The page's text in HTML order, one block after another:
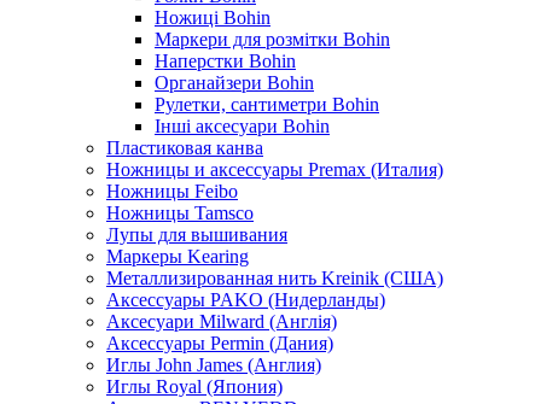
Ножиці Bohin
Маркери для розмітки Bohin
Наперстки Bohin
Органайзери Bohin
Рулетки, сантиметри Bohin
Інші аксесуари Bohin
Пластиковая канва
Ножницы и аксессуары Premax (Италия)
Ножницы Feibo
Ножницы Tamsco
Лупы для вышивания
Маркеры Kearing
Металлизированная нить Kreinik (США)
Аксессуары PAKO (Нидерланды)
Аксесуари Milward (Англія)
Аксессуары Permin (Дания)
Иглы John James (Англия)
Иглы Royal (Япония)